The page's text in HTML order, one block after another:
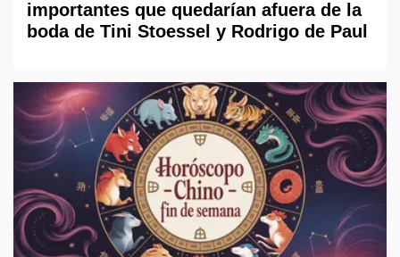
importantes que quedarían afuera de la
boda de Tini Stoessel y Rodrigo de Paul